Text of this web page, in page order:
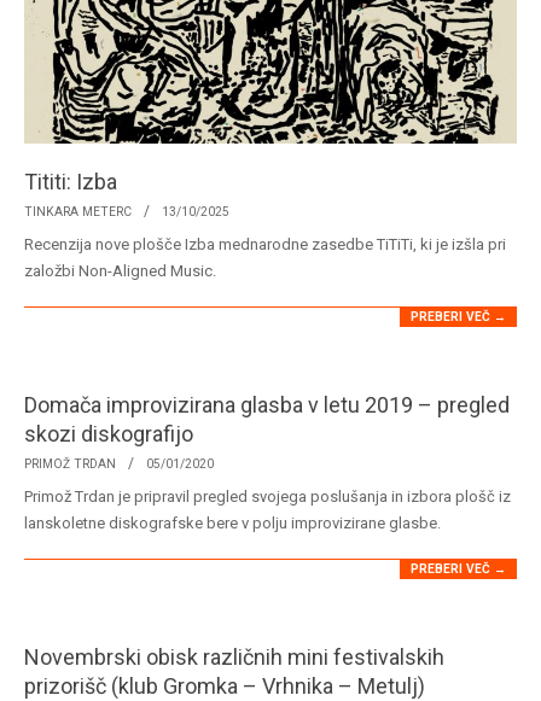
Tititi: Izba
2025-
10-
TINKARA METERC 13/10/2025
Recenzija nove plošče Izba mednarodne zasedbe TiTiTi, ki je izšla pri
založbi Non-Aligned Music.
PREBERI VEČ →
Domača improvizirana glasba v letu 2019 – pregled
skozi diskografijo
2020-
01-
05
PRIMOŽ TRDAN 05/01/2020
Primož Trdan je pripravil pregled svojega poslušanja in izbora plošč iz
lanskoletne diskografske bere v polju improvizirane glasbe.
PREBERI VEČ →
Novembrski obisk različnih mini festivalskih
prizorišč (klub Gromka – Vrhnika – Metulj)